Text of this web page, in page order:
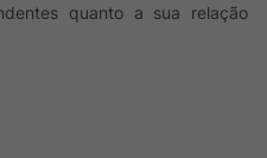
quanto a sua relação